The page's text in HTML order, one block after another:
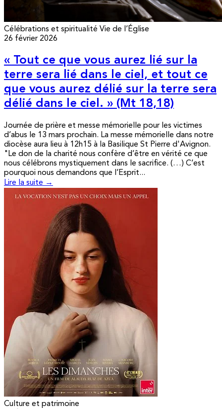
Célébrations et spiritualité Vie de l’Église
26 février 2026
« Tout ce que vous aurez lié sur la
terre sera lié dans le ciel, et tout ce
que vous aurez délié sur la terre sera
délié dans le ciel. » (Mt 18,18)
Journée de prière et messe mémorielle pour les victimes
d’abus le 13 mars prochain. La messe mémorielle dans notre
diocèse aura lieu à 12h15 à la Basilique St Pierre d'Avignon.
"Le don de la charité nous confère d’être en vérité ce que
nous célébrons mystiquement dans le sacrifice. (…) C’est
pourquoi nous demandons que l’Esprit...
Lire la suite →
Culture et patrimoine